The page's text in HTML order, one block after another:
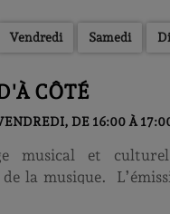
Vendredi Samedi
CÔTÉ
DE 16:00 À
musical et
la musique.